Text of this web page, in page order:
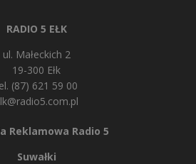
RADIO 5 EŁK
ul. Małeckich 2
19-300 Ełk
(87) 621 59 00
Reklamowa Radio 5
Suwałki